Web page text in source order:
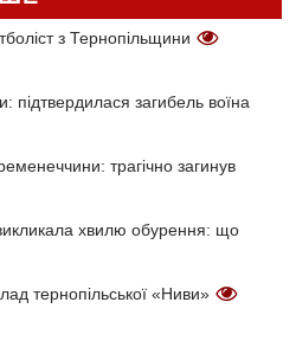
з Тернопільщини
підтвердилася загибель воїна
трагічно загинув
хвилю обурення: що
тернопільської «Ниви»